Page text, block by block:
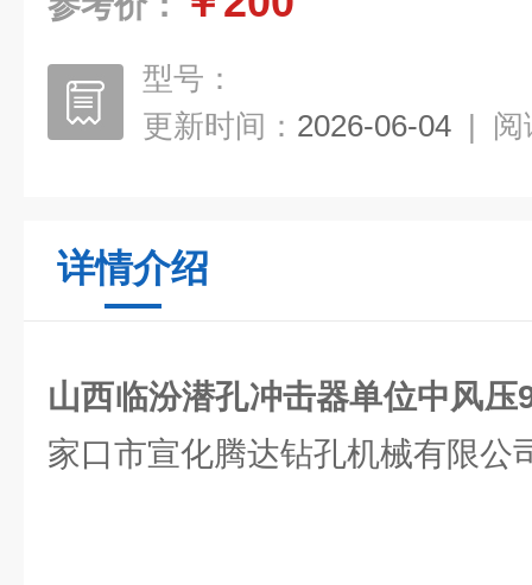
型号：
更新时间： 2026-06-04 | 阅
详情介绍
山西临汾潜孔冲击器单位中风
家口市宣化腾达钻孔机械有限公